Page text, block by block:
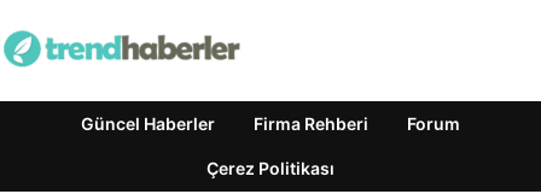
Güncel Haberler Firma Rehberi Forum
Çerez Politikası